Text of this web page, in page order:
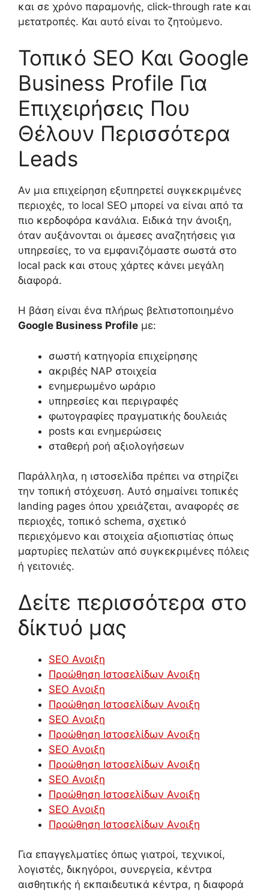
και σε χρόνο παραμονής, click-through rate και
μετατροπές. Και αυτό είναι το ζητούμενο.
Τοπικό SEO Και Google
Business Profile Για
Επιχειρήσεις Που
Θέλουν Περισσότερα
Leads
Αν μια επιχείρηση εξυπηρετεί συγκεκριμένες
περιοχές, το local SEO μπορεί να είναι από τα
πιο κερδοφόρα κανάλια. Ειδικά την άνοιξη,
όταν αυξάνονται οι άμεσες αναζητήσεις για
υπηρεσίες, το να εμφανιζόμαστε σωστά στο
local pack και στους χάρτες κάνει μεγάλη
διαφορά.
Η βάση είναι ένα πλήρως βελτιστοποιημένο
Google Business Profile με:
σωστή κατηγορία επιχείρησης
ακριβές NAP στοιχεία
ενημερωμένο ωράριο
υπηρεσίες και περιγραφές
φωτογραφίες πραγματικής δουλειάς
posts και ενημερώσεις
σταθερή ροή αξιολογήσεων
Παράλληλα, η ιστοσελίδα πρέπει να στηρίζει
την τοπική στόχευση. Αυτό σημαίνει τοπικές
landing pages όπου χρειάζεται, αναφορές σε
περιοχές, τοπικό schema, σχετικό
περιεχόμενο και στοιχεία αξιοπιστίας όπως
μαρτυρίες πελατών από συγκεκριμένες πόλεις
ή γειτονιές.
Δείτε περισσότερα στο
δίκτυό μας
SEO Ανοιξη
Προώθηση Ιστοσελίδων Ανοιξη
SEO Ανοιξη
Προώθηση Ιστοσελίδων Ανοιξη
SEO Ανοιξη
Προώθηση Ιστοσελίδων Ανοιξη
SEO Ανοιξη
Προώθηση Ιστοσελίδων Ανοιξη
SEO Ανοιξη
Προώθηση Ιστοσελίδων Ανοιξη
SEO Ανοιξη
Προώθηση Ιστοσελίδων Ανοιξη
Για επαγγελματίες όπως γιατροί, τεχνικοί,
λογιστές, δικηγόροι, συνεργεία, κέντρα
αισθητικής ή εκπαιδευτικά κέντρα, η διαφορά